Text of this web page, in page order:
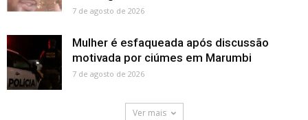
7 de agosto de 2026
Mulher é esfaqueada após discussão
motivada por ciúmes em Marumbi
7 de agosto de 2026
Ver mais